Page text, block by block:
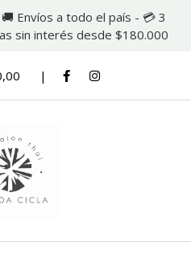
Envíos a todo el país - 💳 3
sin interés desde $180.000